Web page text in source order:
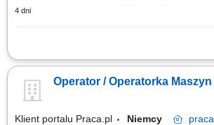
4 dni
Samodzielna obsługa tokarek i frezarek CNC.
wykonywanych elementów zgodnie z rysunkiem
Wprowadzanie bieżących korekt oraz wykonywanie
Operator / Operatorka Maszyn
Klient portalu Praca.pl Niemcy praca